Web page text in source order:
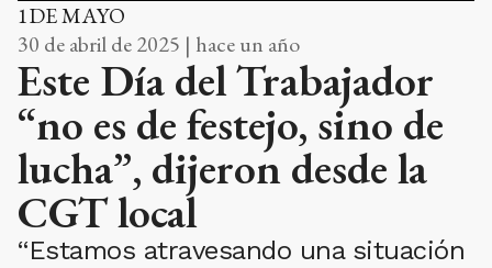
1DE MAYO
30 de abril de 2025 | hace un año
Este Día del Trabajador
“no es de festejo, sino de
lucha”, dijeron desde la
CGT local
“Estamos atravesando una situación